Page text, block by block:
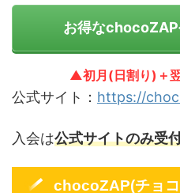
お得なchocoZAP
▲初月(日割り)＋
公式サイト： https://
入会は公式サイトのみ受
chocoZAP(チョコ